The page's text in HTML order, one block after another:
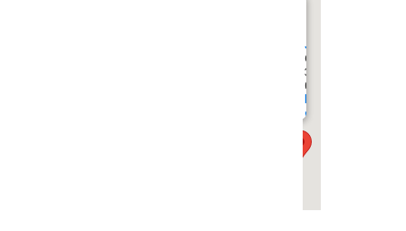
Johanneskirche
Goethestraße 14
35390 Gießen
0641 - 7 21 14
giessen.de